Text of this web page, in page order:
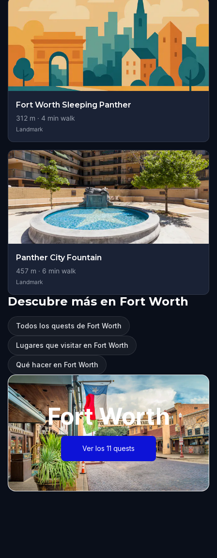
Fort Worth Sleeping Panther
312 m · 4 min walk
Landmark
Panther City Fountain
457 m · 6 min walk
Landmark
Descubre más en Fort Worth
Todos los quests de Fort Worth
Lugares que visitar en Fort Worth
Qué hacer en Fort Worth
Fort Worth
Ver los 11 quests